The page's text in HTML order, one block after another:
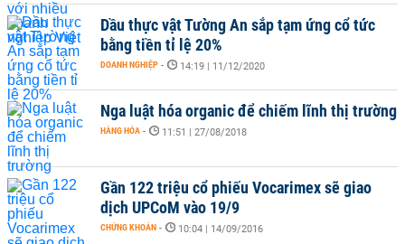
Dầu thực vật Tường An sắp tạm ứng cổ tức
bằng tiền tỉ lệ 20%
DOANH NGHIỆP - 14:19 | 11/12/2020
Nga luật hóa organic để chiếm lĩnh thị trường
HÀNG HÓA - 11:51 | 27/08/2018
Gần 122 triệu cổ phiếu Vocarimex sẽ giao
dịch UPCoM vào 19/9
CHỨNG KHOÁN - 10:04 | 14/09/2016